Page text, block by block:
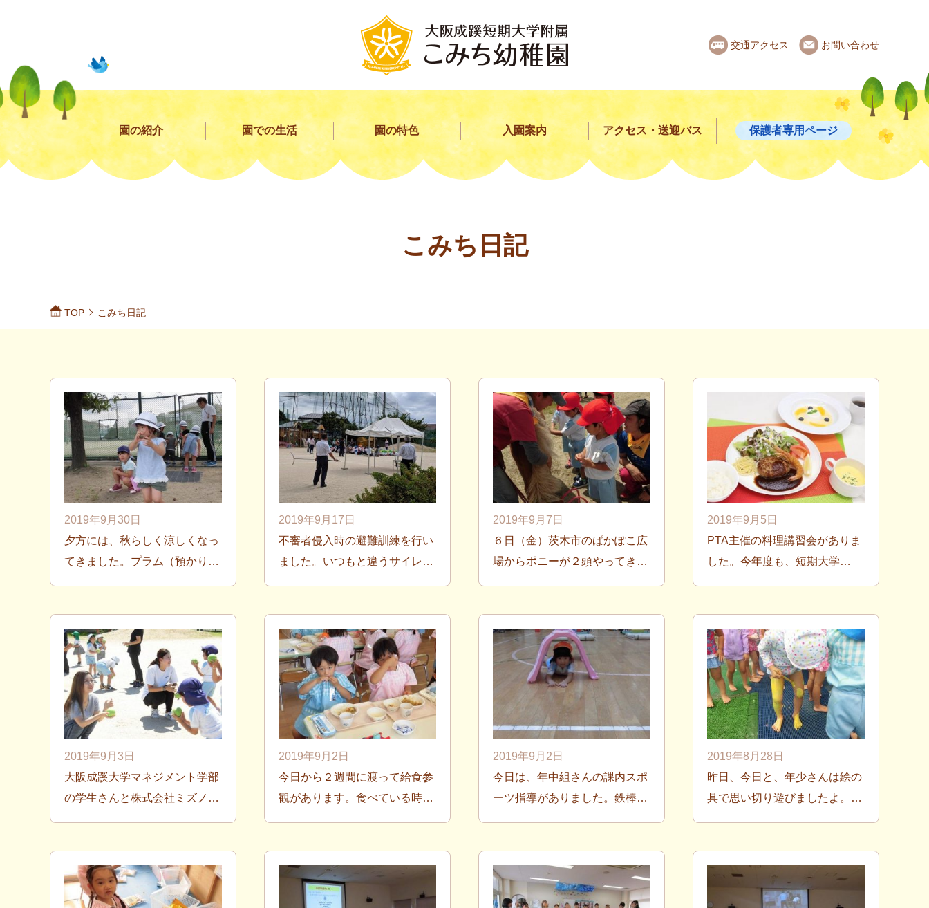
園の紹介 園での生活 園の特色 入園案内 アクセス・送迎バス 保護者専用ページ
交通アクセス お問い合わせ
こみち日記
TOP こみち日記
2019年9月30日
夕方には、秋らしく涼しくなっ
てきました。プラム（預かり…
2019年9月17日
不審者侵入時の避難訓練を行い
ました。いつもと違うサイレ…
2019年9月7日
６日（金）茨木市のぱかぽこ広
場からポニーが２頭やってき…
2019年9月5日
PTA主催の料理講習会がありま
した。今年度も、短期大学…
2019年9月3日
大阪成蹊大学マネジメント学部
の学生さんと株式会社ミズノ…
2019年9月2日
今日から２週間に渡って給食参
観があります。食べている時…
2019年9月2日
今日は、年中組さんの課内スポ
ーツ指導がありました。鉄棒…
2019年8月28日
昨日、今日と、年少さんは絵の
具で思い切り遊びましたよ。…